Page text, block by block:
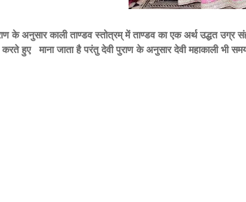
के अनुसार काली ताण्डव स्तोत्रम् में ताण्डव का एक अर्थ उद्धत उग्र
करते हुए माना जाता है परंतु देवी पुराण के अनुसार देवी महाकाली भी